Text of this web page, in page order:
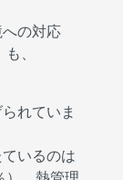
の対応
、
れていま
いるのは